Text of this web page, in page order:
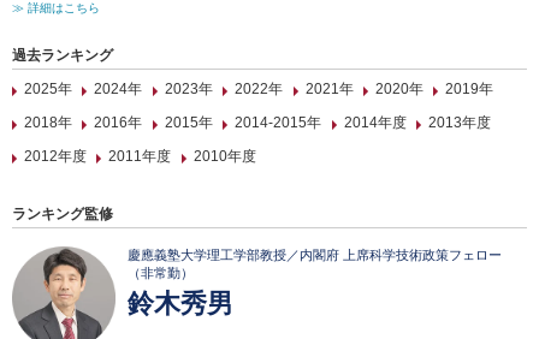
≫ 詳細はこちら
過去ランキング
2025年
2024年 2023年 2022年 2021年 2020年
2019年
2018年
2016年 2015年 2014-2015年 2014年度
2013年度
2012年度
2011年度 2010年度
ランキング監修
慶應義塾大学理工学部教授／内閣府 上席科学技術政策フェロー
（非常勤）
鈴木秀男